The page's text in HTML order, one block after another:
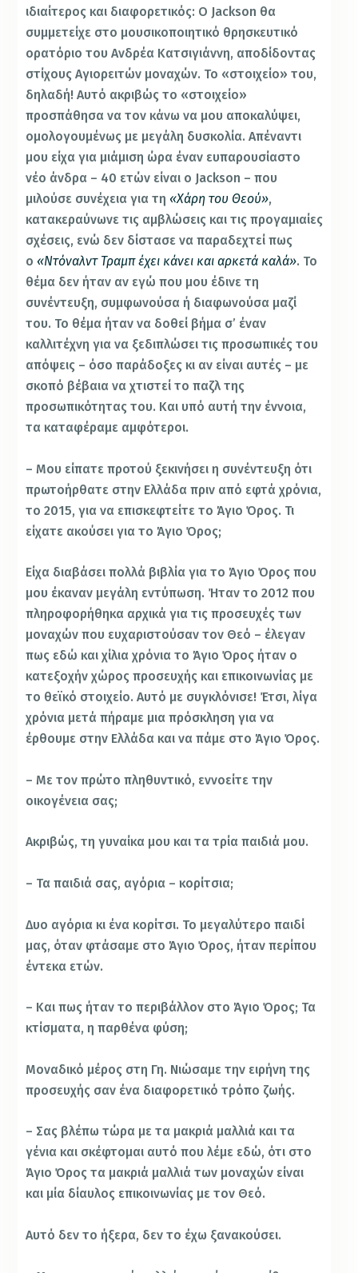
ιδιαίτερος και διαφορετικός: Ο Jackson θα
συμμετείχε στο μουσικοποιητικό θρησκευτικό
ορατόριο του Ανδρέα Κατσιγιάννη, αποδίδοντας
στίχους Αγιορειτών μοναχών. Το «στοιχείο» του,
δηλαδή! Αυτό ακριβώς το «στοιχείο»
προσπάθησα να τον κάνω να μου αποκαλύψει,
ομολογουμένως με μεγάλη δυσκολία. Απέναντι
μου είχα για μιάμιση ώρα έναν ευπαρουσίαστο
νέο άνδρα – 40 ετών είναι ο Jackson – που
μιλούσε συνέχεια για τη«Χάρη του Θεού»,
κατακεραύνωνε τις αμβλώσεις και τις προγαμιαίες
σχέσεις, ενώ δεν δίστασε να παραδεχτεί πως
ο«Ντόναλντ Τραμπ έχει κάνει και αρκετά καλά». Το
θέμα δεν ήταν αν εγώ που μου έδινε τη
συνέντευξη, συμφωνούσα ή διαφωνούσα μαζί
του. Το θέμα ήταν να δοθεί βήμα σ’ έναν
καλλιτέχνη για να ξεδιπλώσει τις προσωπικές του
απόψεις – όσο παράδοξες κι αν είναι αυτές – με
σκοπό βέβαια να χτιστεί το παζλ της
προσωπικότητας του. Και υπό αυτή την έννοια,
τα καταφέραμε αμφότεροι.
– Μου είπατε προτού ξεκινήσει η συνέντευξη ότι
πρωτοήρθατε στην Ελλάδα πριν από εφτά χρόνια,
το 2015, για να επισκεφτείτε το Άγιο Όρος. Τι
είχατε ακούσει για το Άγιο Όρος;
Είχα διαβάσει πολλά βιβλία για το Άγιο Όρος που
μου έκαναν μεγάλη εντύπωση. Ήταν το 2012 που
πληροφορήθηκα αρχικά για τις προσευχές των
μοναχών που ευχαριστούσαν τον Θεό – έλεγαν
πως εδώ και χίλια χρόνια το Άγιο Όρος ήταν ο
κατεξοχήν χώρος προσευχής και επικοινωνίας με
το θεϊκό στοιχείο. Αυτό με συγκλόνισε! Έτσι, λίγα
χρόνια μετά πήραμε μια πρόσκληση για να
έρθουμε στην Ελλάδα και να πάμε στο Άγιο Όρος.
– Με τον πρώτο πληθυντικό, εννοείτε την
οικογένεια σας;
Ακριβώς, τη γυναίκα μου και τα τρία παιδιά μου.
– Τα παιδιά σας, αγόρια – κορίτσια;
Δυο αγόρια κι ένα κορίτσι. Το μεγαλύτερο παιδί
μας, όταν φτάσαμε στο Άγιο Όρος, ήταν περίπου
έντεκα ετών.
– Και πως ήταν το περιβάλλον στο Άγιο Όρος; Τα
κτίσματα, η παρθένα φύση;
Μοναδικό μέρος στη Γη. Νιώσαμε την ειρήνη της
προσευχής σαν ένα διαφορετικό τρόπο ζωής.
– Σας βλέπω τώρα με τα μακριά μαλλιά και τα
γένια και σκέφτομαι αυτό που λέμε εδώ, ότι στο
Άγιο Όρος τα μακριά μαλλιά των μοναχών είναι
και μία δίαυλος επικοινωνίας με τον Θεό.
Αυτό δεν το ήξερα, δεν το έχω ξανακούσει.